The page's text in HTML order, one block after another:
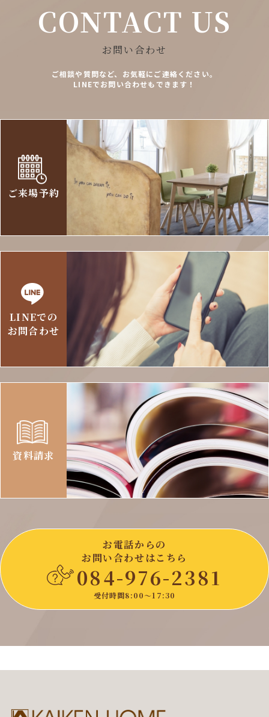
CONTACT US
お問い合わせ
ご相談や質問など、お気軽にご連絡ください。
LINEでお問い合わせもできます！
ご来場予約
LINEでの
お問合わせ
資料請求
お電話からの
お問い合わせはこちら
084-976-2381
受付時間8:00〜17:30